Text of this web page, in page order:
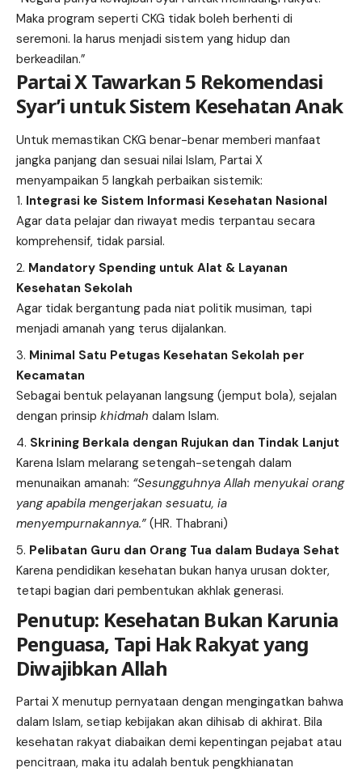
Maka program seperti CKG tidak boleh berhenti di
seremoni. Ia harus menjadi sistem yang hidup dan
berkeadilan.”
Partai X Tawarkan 5 Rekomendasi
Syar’i untuk Sistem Kesehatan Anak
Untuk memastikan CKG benar-benar memberi manfaat
jangka panjang dan sesuai nilai Islam, Partai X
menyampaikan 5 langkah perbaikan sistemik:
Integrasi ke Sistem Informasi Kesehatan Nasional
Agar data pelajar dan riwayat medis terpantau secara
komprehensif, tidak parsial.
Mandatory Spending untuk Alat & Layanan
Kesehatan Sekolah
Agar tidak bergantung pada niat politik musiman, tapi
menjadi amanah yang terus dijalankan.
Minimal Satu Petugas Kesehatan Sekolah per
Kecamatan
Sebagai bentuk pelayanan langsung (jemput bola), sejalan
dengan prinsip khidmah dalam Islam.
Skrining Berkala dengan Rujukan dan Tindak Lanjut
Karena Islam melarang setengah-setengah dalam
menunaikan amanah: “Sesungguhnya Allah menyukai orang
yang apabila mengerjakan sesuatu, ia
menyempurnakannya.” (HR. Thabrani)
Pelibatan Guru dan Orang Tua dalam Budaya Sehat
Karena pendidikan kesehatan bukan hanya urusan dokter,
tetapi bagian dari pembentukan akhlak generasi.
Penutup: Kesehatan Bukan Karunia
Penguasa, Tapi Hak Rakyat yang
Diwajibkan Allah
Partai X menutup pernyataan dengan mengingatkan bahwa
dalam Islam, setiap kebijakan akan dihisab di akhirat. Bila
kesehatan rakyat diabaikan demi kepentingan pejabat atau
pencitraan, maka itu adalah bentuk pengkhianatan